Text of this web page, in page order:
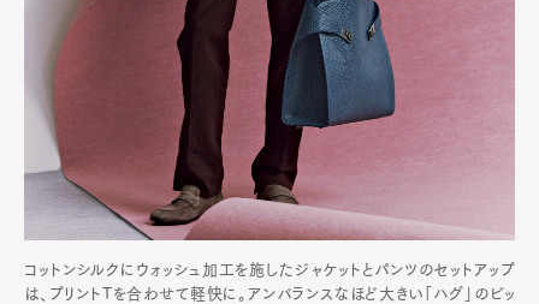
コットンシルクにウォッシュ加工を施したジャケットとパンツのセットアップ
は、プリントTを合わせて軽快に。アンバランスなほど大きい「ハグ」のビッ